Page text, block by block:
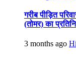
गरीब पीड़ित
(तोमर) का
3 months ago